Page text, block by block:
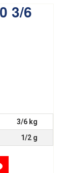
3/6
3/6 kg
1/2 g